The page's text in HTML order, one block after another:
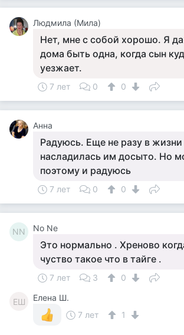
Людмила (Мила)
Нет, мне с собой хорошо. Я
дома быть одна, когда сын
уезжает.
7 лет 0 0
Анна
Радуюсь. Еще не разу в жизни
насладилась им досыто. Но
поэтому и радуюсь
7 лет 0 0
NN No Ne
Это нормально . Хреново
чуство такое что в тайге .
7 лет 3 0
ЕШ
Елена Ш.
7 лет
1